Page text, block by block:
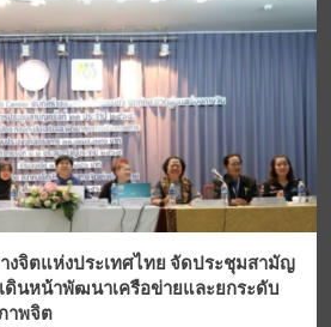
งจิตแห่งประเทศไทย จัดประชุมสามัญ
เดินหน้าพัฒนาเครือข่ายและยกระดับ
าพจิต